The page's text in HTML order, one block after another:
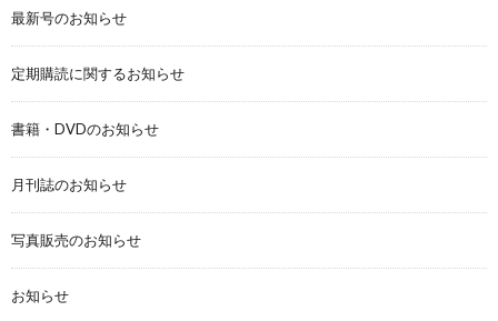
最新号のお知らせ
定期購読に関するお知らせ
書籍・DVDのお知らせ
月刊誌のお知らせ
写真販売のお知らせ
お知らせ